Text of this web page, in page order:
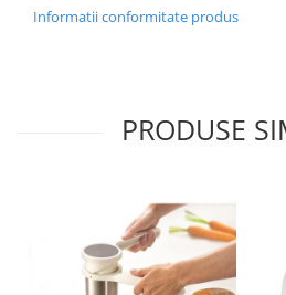
Informatii conformitate produs
PRODUSE